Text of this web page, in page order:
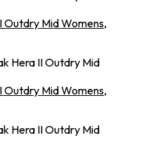
Outdry Mid Womens,
Outdry Mid Womens,